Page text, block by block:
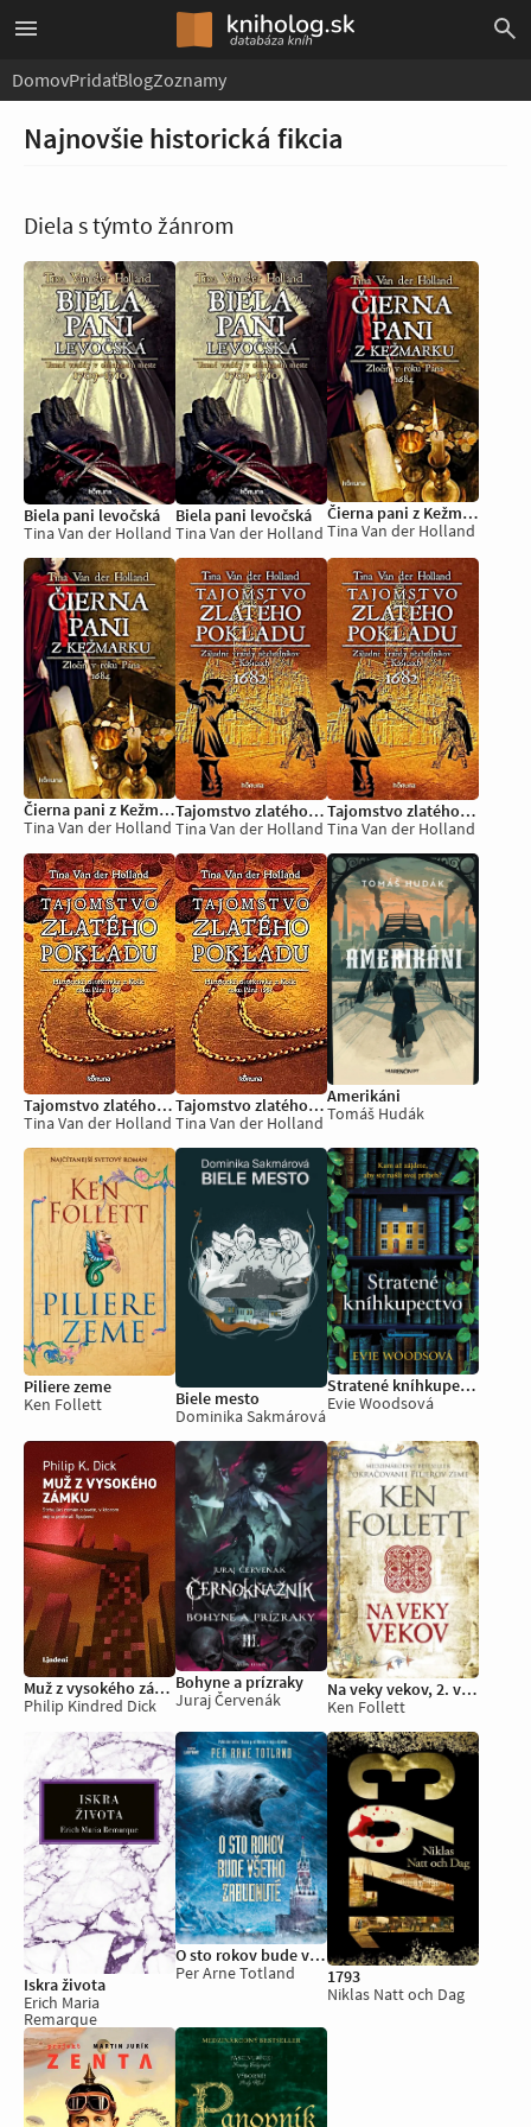
DomovPridaťBlogZoznamy
Najnovšie historická fikcia
Diela s týmto žánrom
Biela pani levočská
Tina Van der Holland
Biela pani levočská
Tina Van der Holland
Čierna pani z Kežmarku
Tina Van der Holland
Čierna pani z Kežmarku
Tina Van der Holland
Tajomstvo zlatého pokladu
Tina Van der Holland
Tajomstvo zlatého pokladu
Tina Van der Holland
Tajomstvo zlatého pokladu
Tina Van der Holland
Tajomstvo zlatého pokladu
Tina Van der Holland
Amerikáni
Tomáš Hudák
Piliere zeme
Ken Follett
Biele mesto
Dominika Sakmárová
Stratené kníhkupectvo
Evie Woodsová
Muž z vysokého zámku
Philip Kindred Dick
Bohyne a prízraky
Juraj Červenák
Na veky vekov, 2. vydanie
Ken Follett
Iskra života
Erich Maria
Remarque
O sto rokov bude všetko zabudnuté
Per Arne Totland
1793
Niklas Natt och Dag